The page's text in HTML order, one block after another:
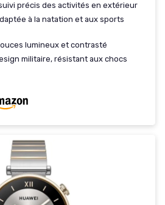
précis des activités en extérieur
à la natation et aux sports
lumineux et contrasté
militaire, résistant aux chocs